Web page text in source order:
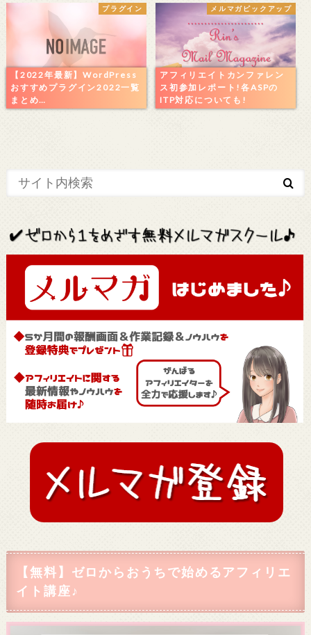
プラグイン
【2022年最新】WordPress
おすすめプラグイン2022一覧
まとめ…
メルマガピックアップ
アフィリエイトカンファレン
ス初参加レポート!各ASPの
ITP対応についても!
【無料】ゼロからおうちで始めるアフィリエ
イト講座♪